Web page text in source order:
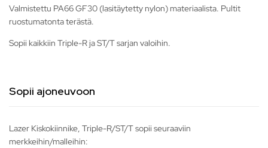
Valmistettu PA66 GF30 (lasitäytetty nylon) materiaalista. Pultit
ruostumatonta terästä.
Sopii kaikkiin Triple-R ja ST/T sarjan valoihin.
Sopii ajoneuvoon
Lazer Kiskokiinnike, Triple-R/ST/T sopii seuraaviin
merkkeihin/malleihin: